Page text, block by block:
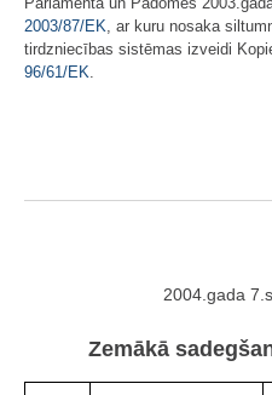
2003/87/EK , ar kuru nosaka
tirdzniecības sistēmas izveidi
96/61/EK
2004.gada
Zemākā